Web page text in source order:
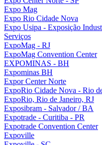
Expo Mag
Expo Rio Cidade Nova
Expo Usipa - Exposição
Serviços
ExpoMag - RJ
ExpoMag Convention Center
EXPOMINAS - BH
Expominas BH
Expor Center Norte
ExpoRio Cidade Nova - Rio
ExpoRio, Rio de Janeiro, RJ
Exposibram - Salvador / BA
Expotrade - Curitiba - PR
Expotrade Convention Center
Expoville